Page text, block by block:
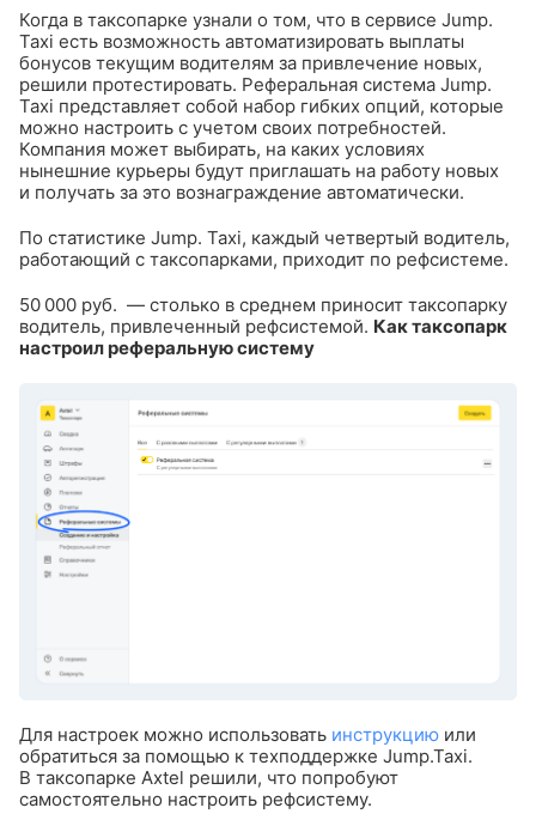
Когда в таксопарке узнали о том, что в сервисе Jump.
Taxi есть возможность автоматизировать выплаты
бонусов текущим водителям за привлечение новых,
решили протестировать. Реферальная система Jump.
Taxi представляет собой набор гибких опций, которые
можно настроить с учетом своих потребностей.
Компания может выбирать, на каких условиях
нынешние курьеры будут приглашать на работу новых
и получать за это вознаграждение автоматически.
По статистике Jump. Taxi, каждый четвертый водитель,
работающий с таксопарками, приходит по рефсистеме.
50 000 руб. — столько в среднем приносит таксопарку
водитель, привлеченный рефсистемой. Как таксопарк
настроил реферальную систему
Для настроек можно использовать инструкцию или
обратиться за помощью к техподдержке Jump.Taxi.
В таксопарке Axtel решили, что попробуют
самостоятельно настроить рефсистему.